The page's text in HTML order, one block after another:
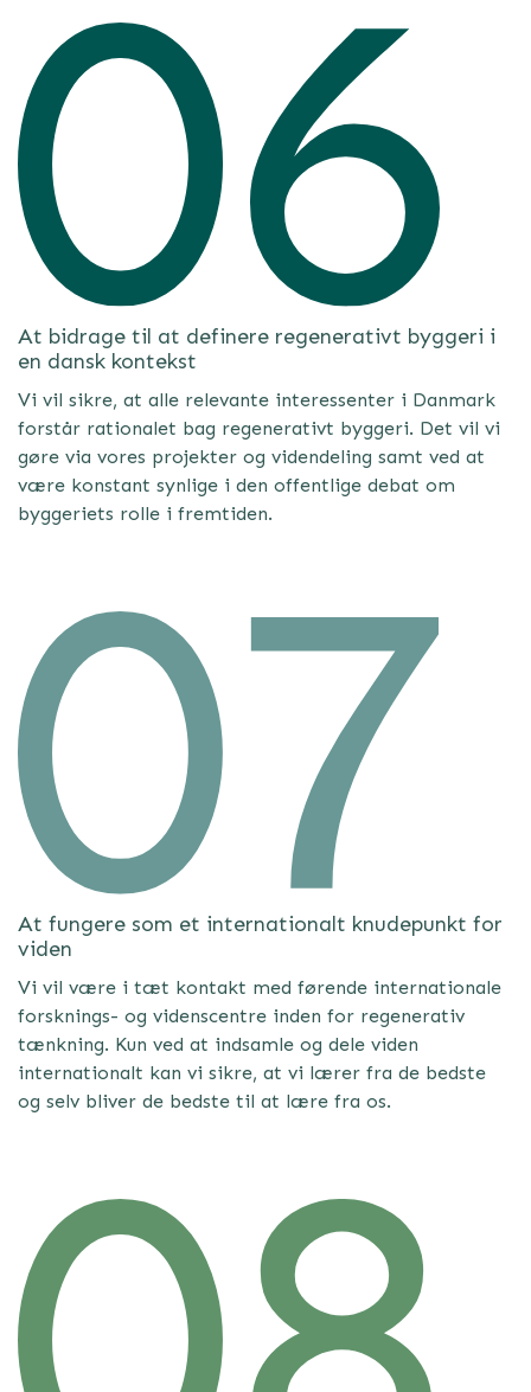
At bidrage til at definere regenerativt byggeri i
en dansk kontekst
Vi vil sikre, at alle relevante interessenter i Danmark
forstår rationalet bag regenerativt byggeri. Det vil vi
gøre via vores projekter og videndeling samt ved at
være konstant synlige i den offentlige debat om
byggeriets rolle i fremtiden.
At fungere som et internationalt knudepunkt for
viden
Vi vil være i tæt kontakt med førende internationale
forsknings- og videnscentre inden for regenerativ
tænkning. Kun ved at indsamle og dele viden
internationalt kan vi sikre, at vi lærer fra de bedste
og selv bliver de bedste til at lære fra os.